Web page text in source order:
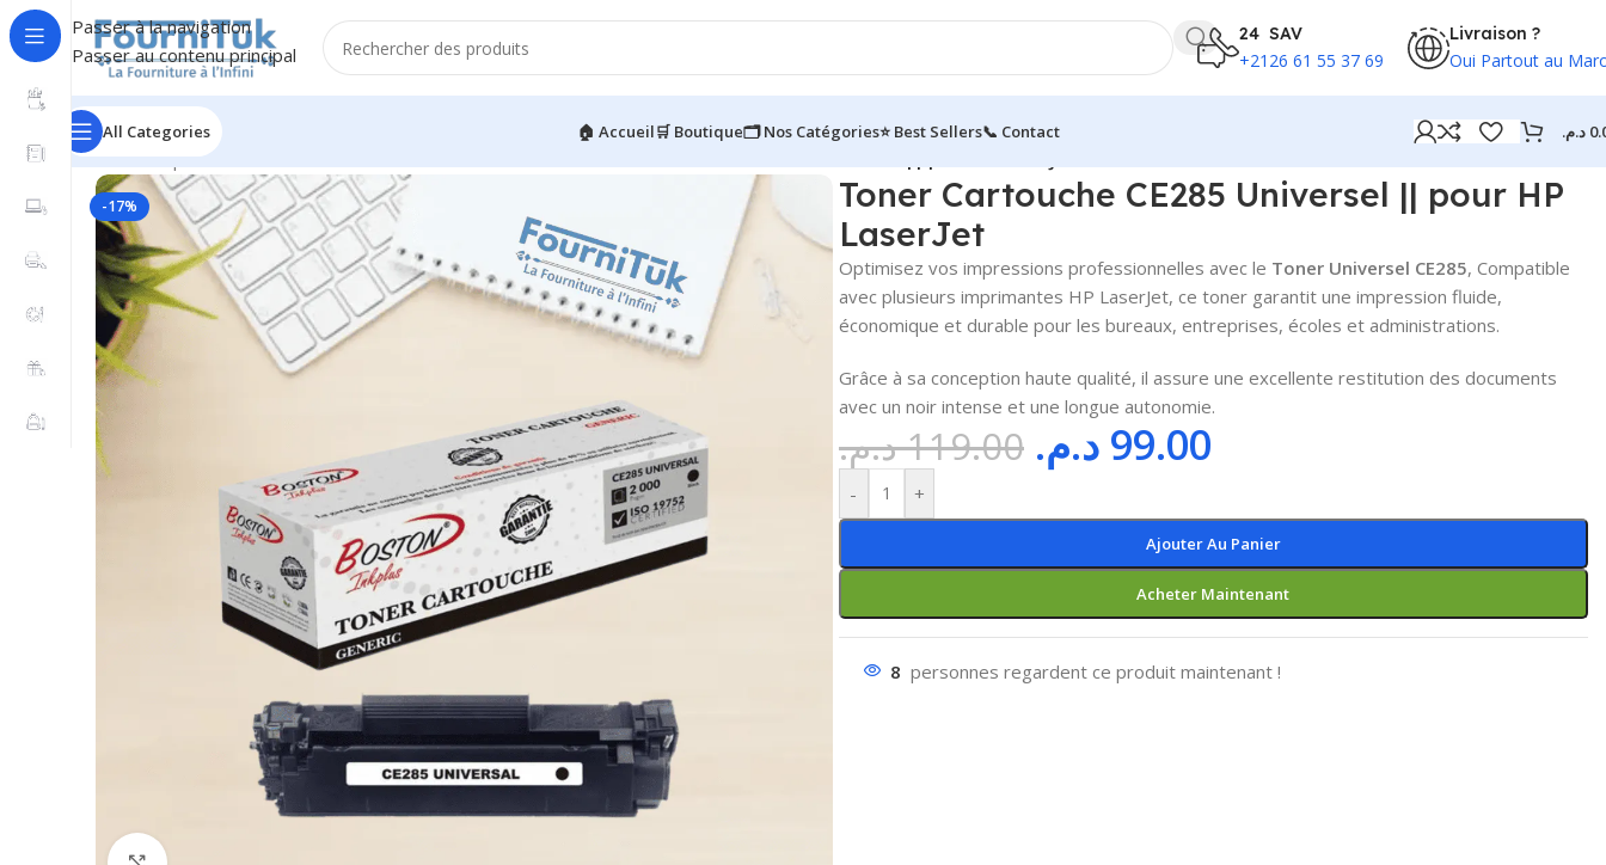
Passer à la navigation
Passer au contenu principal
24 SAV
+2126 61 55 37 69
Livraison ?
Oui Partout au
All Categories 🏠 Accueil🛒 Boutique🗂️ Nos Catégories⭐ Best Sellers📞 Contact د.م.
Accueil/Impression & Consommables
-17%
Toner Cartouche CE285 Universel || pour HP
LaserJet
Optimisez vos impressions professionnelles avec le Toner Universel CE285, Compatible
avec plusieurs imprimantes HP LaserJet, ce toner garantit une impression fluide,
économique et durable pour les bureaux, entreprises, écoles et administrations.
Grâce à sa conception haute qualité, il assure une excellente restitution des documents
avec un noir intense et une longue autonomie.
119.00د.م. 99.00 د.م.
- +
Ajouter Au Panier
Acheter Maintenant
8 personnes regardent ce produit maintenant !